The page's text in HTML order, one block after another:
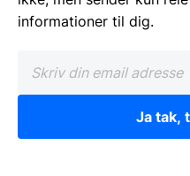
informationer til dig.
Ja tak,